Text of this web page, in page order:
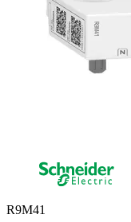
R9M41